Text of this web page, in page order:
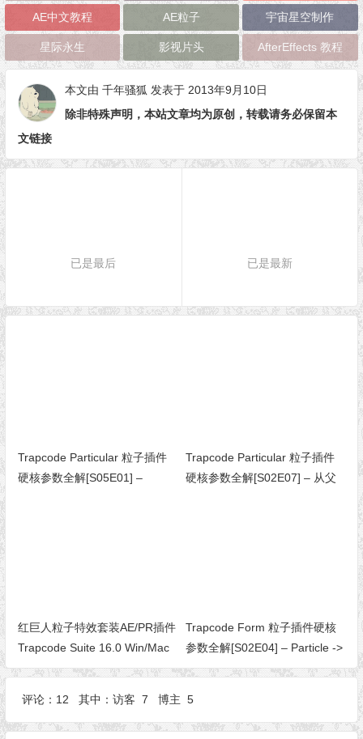
AE中文教程 AE粒子 宇宙星空制作
星际永生 影视片头 AfterEffects 教程
本文由 千年骚狐 发表于 2013年9月10日
除非特殊声明，本站文章均为原创，转载请务必保留本
文链接
已是最后 已是最新
Trapcode Particular 粒子插件
硬核参数全解[S05E01] –
Trapcode Particular 粒子插件
硬核参数全解[S02E07] – 从父
红巨人粒子特效套装AE/PR插件
Trapcode Suite 16.0 Win/Mac
Trapcode Form 粒子插件硬核
参数全解[S02E04] – Particle ->
Streaklet（条纹设置）
评论：12 其中：访客 7 博主 5